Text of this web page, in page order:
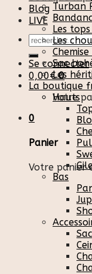
Blog
LIVE
Recherche
pour :
Se connecter
0,00€ 0
Votre
0
Panier
Votre panier
Turban
Les
Les
Sac
Les
La boutique
Hauts
Bas